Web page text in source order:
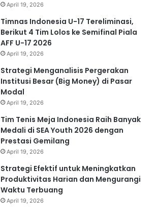
April 19, 2026
Timnas Indonesia U-17 Tereliminasi,
Berikut 4 Tim Lolos ke Semifinal Piala
AFF U-17 2026
April 19, 2026
Strategi Menganalisis Pergerakan
Institusi Besar (Big Money) di Pasar
Modal
April 19, 2026
Tim Tenis Meja Indonesia Raih Banyak
Medali di SEA Youth 2026 dengan
Prestasi Gemilang
April 19, 2026
Strategi Efektif untuk Meningkatkan
Produktivitas Harian dan Mengurangi
Waktu Terbuang
April 19, 2026